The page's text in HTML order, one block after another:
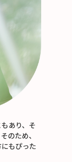
あり、そ
のため、
もぴった